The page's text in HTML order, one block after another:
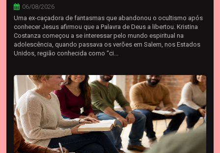
06/08/2026
Uma ex-caçadora de fantasmas que abandonou o ocultismo após
conhecer Jesus afirmou que a Palavra de Deus a libertou. Kristina
Costanza começou a se interessar pelo mundo espiritual na
adolescência, quando passava os verões em Salem, nos Estados
Unidos, região conhecida como “ci...